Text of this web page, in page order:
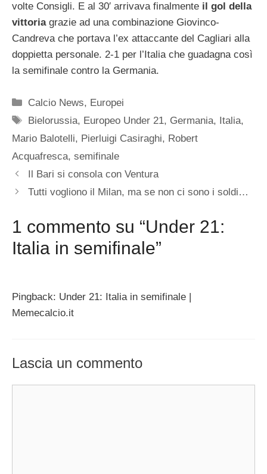
volte Consigli. E al 30′ arrivava finalmente il gol della
vittoriagrazie ad una combinazione Giovinco-
Candreva che portava l’ex attaccante del Cagliari alla
doppietta personale. 2-1 per l’Italia che guadagna così
la semifinale contro la Germania.
Categorie
Calcio News, Europei
Tag
Bielorussia, Europeo Under 21, Germania, Italia,
Mario Balotelli, Pierluigi Casiraghi, Robert
Acquafresca, semifinale
Il Bari si consola con Ventura
Tutti vogliono il Milan, ma se non ci sono i soldi…
1 commento su “Under 21:
Italia in semifinale”
Pingback: Under 21: Italia in semifinale |
Memecalcio.it
Lascia un commento